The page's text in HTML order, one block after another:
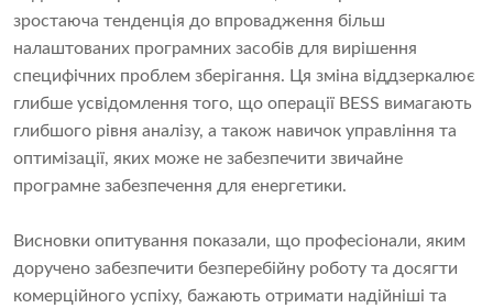
зростаюча тенденція до впровадження більш
налаштованих програмних засобів для вирішення
специфічних проблем зберігання. Ця зміна віддзеркалює
глибше усвідомлення того, що операції BESS вимагають
глибшого рівня аналізу, а також навичок управління та
оптимізації, яких може не забезпечити звичайне
програмне забезпечення для енергетики.
Висновки опитування показали, що професіонали, яким
доручено забезпечити безперебійну роботу та досягти
комерційного успіху, бажають отримати надійніші та